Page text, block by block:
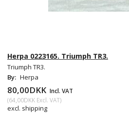
Herpa 0223165. Triumph TR3.
Triumph TR3.
By: Herpa
80,00DKK Incl. VAT
(64,00DKK Excl. VAT)
excl. shipping